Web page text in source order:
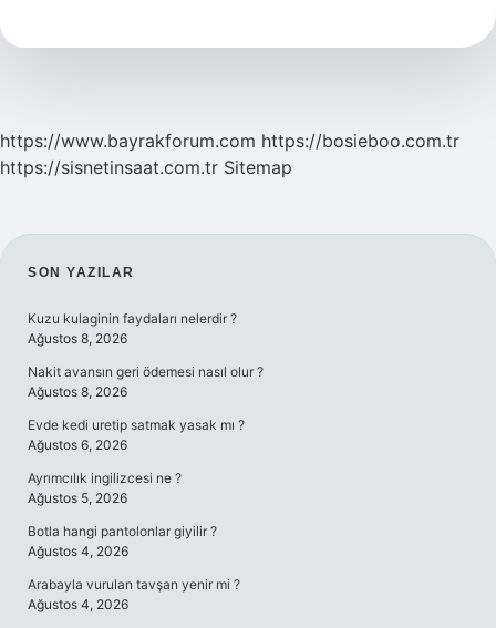
https://www.bayrakforum.com https://bosieboo.com.tr
https://sisnetinsaat.com.tr Sitemap
SIDEBAR
SON YAZILAR
Kuzu kulaginin faydaları nelerdir ?
Ağustos 8, 2026
Nakit avansın geri ödemesi nasıl olur ?
Ağustos 8, 2026
Evde kedi uretip satmak yasak mı ?
Ağustos 6, 2026
Ayrımcılık ingilizcesi ne ?
Ağustos 5, 2026
Botla hangi pantolonlar giyilir ?
Ağustos 4, 2026
Arabayla vurulan tavşan yenir mi ?
Ağustos 4, 2026